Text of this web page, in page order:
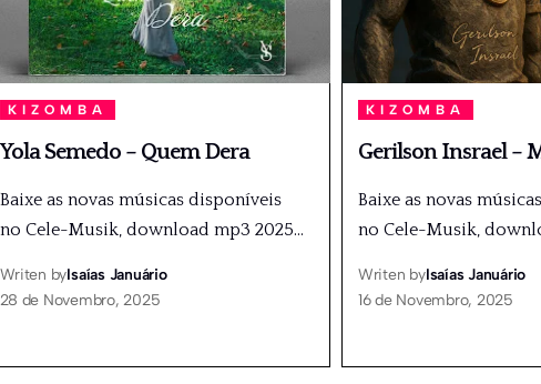
KIZOMBA
Yola Semedo – Quem Dera
Baixe as novas músicas disponíveis
no Cele-Musik, download mp3 2025…
Writen byIsaías Januário
28 de Novembro, 2025
KIZOMBA
Gerilson Insrael –
Baixe as novas
no Cele-Musik,
Writen byIsaías Januário
16 de Novembro, 2025